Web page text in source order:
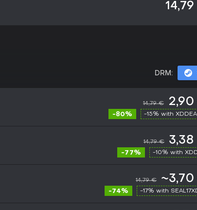
DRM:
14,79 €
-80% -15% with
14,79 €
-77% -10% with
14,79 €
-74% -17% with